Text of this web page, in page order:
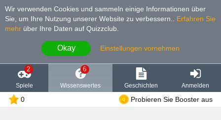
Wir verwenden Cookies und sammeln einige Informationen über
Sie, um Ihre Nutzung unserer Website zu verbessern.
Erfahren Sie
mehr über Ihre Daten auf Quizzclub.
Okay Einstellungen vornehmen
2
Spiele
6
Wissenswertes Geschichten Anmelden
0 Probieren Sie Booster aus